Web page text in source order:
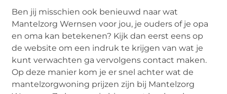
Ben jij misschien ook benieuwd naar wat
Mantelzorg Wernsen voor jou, je ouders of je opa
en oma kan betekenen? Kijk dan eerst eens op
de website om een indruk te krijgen van wat je
kunt verwachten ga vervolgens contact maken.
Op deze manier kom je er snel achter wat de
mantelzorgwoning prijzen zijn bij Mantelzorg